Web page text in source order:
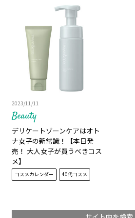
Beauty
2023/11/11
デリケートゾーンケアはオト
ナ女子の新常識！【本日発
売！ 大人女子が買うべきコス
メ】
コスメカレンダー 40代コスメ